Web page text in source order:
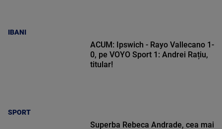
IBANI
SPORT
ACUM: Ipswich - Rayo Vallecano 1-
0, pe VOYO Sport 1: Andrei Rațiu,
titular!
Superba Rebeca Andrade, cea mai